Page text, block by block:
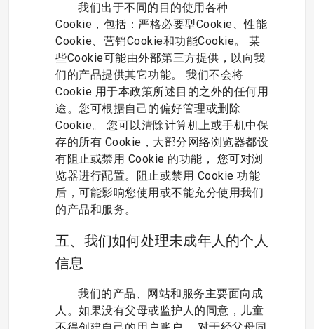
我们出于不同的目的使用各种
Cookie，包括：严格必要型Cookie、性能
Cookie、营销Cookie和功能Cookie。 某
些Cookie可能由外部第三方提供，以向我
们的产品提供其它功能。 我们不会将
Cookie 用于本政策所述目的之外的任何用
途。您可根据自己的偏好管理或删除
Cookie。 您可以清除计算机上或手机中保
存的所有 Cookie，大部分网络浏览器都设
有阻止或禁用 Cookie 的功能， 您可对浏
览器进行配置。阻止或禁用 Cookie 功能
后，可能影响您使用或不能充分使用我们
的产品和服务。
五、我们如何处理未成年人的个人
信息
我们的产品、网站和服务主要面向成
人。如果没有父母或监护人的同意，儿童